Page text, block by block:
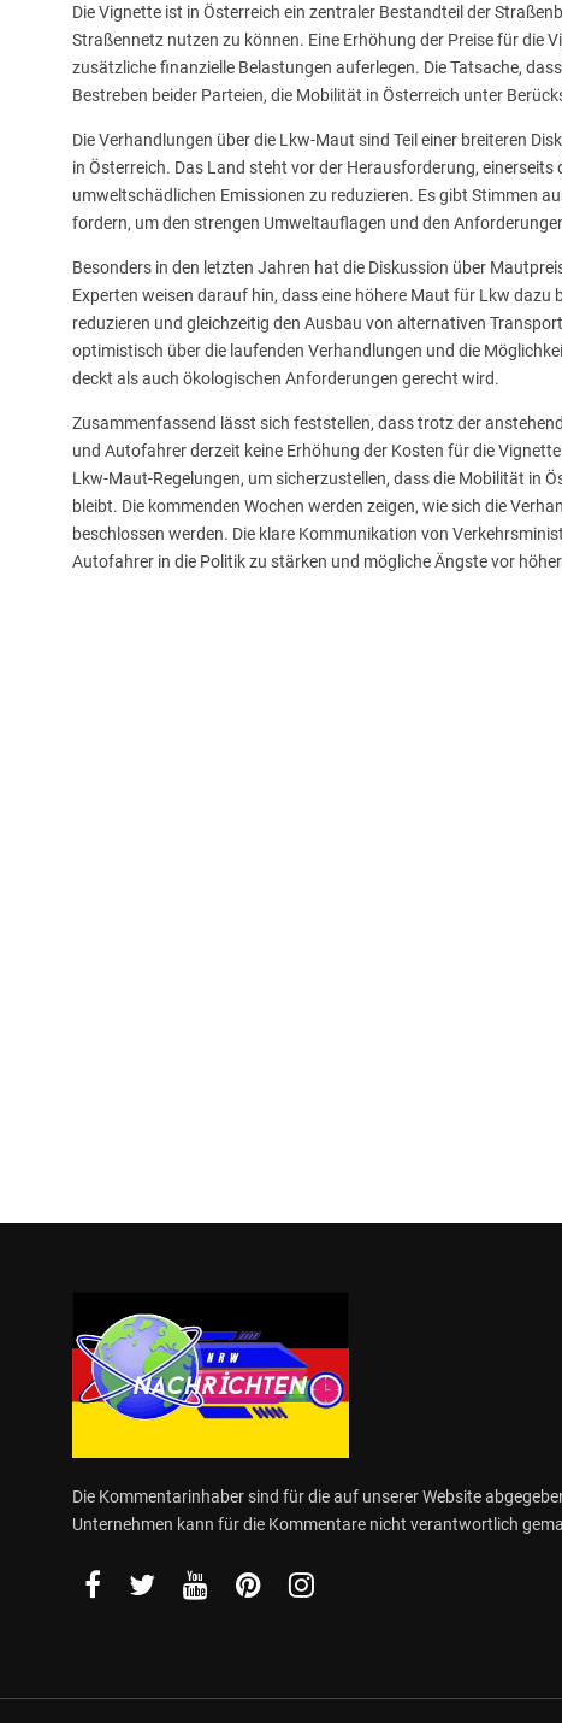
Die Vignette ist in Österreich ein zentraler Bestandteil der
Straßennetz nutzen zu können. Eine Erhöhung der Preise für die
zusätzliche finanzielle Belastungen auferlegen. Die Tatsache,
Bestreben beider Parteien, die Mobilität in Österreich unter
Die Verhandlungen über die Lkw-Maut sind Teil einer breiteren
in Österreich. Das Land steht vor der Herausforderung,
umweltschädlichen Emissionen zu reduzieren. Es gibt Stimmen
fordern, um den strengen Umweltauflagen und den
Besonders in den letzten Jahren hat die Diskussion über
Experten weisen darauf hin, dass eine höhere Maut für Lkw
reduzieren und gleichzeitig den Ausbau von alternativen
optimistisch über die laufenden Verhandlungen und die
deckt als auch ökologischen Anforderungen gerecht wird.
Zusammenfassend lässt sich feststellen, dass trotz der
und Autofahrer derzeit keine Erhöhung der Kosten für die
Lkw-Maut-Regelungen, um sicherzustellen, dass die Mobilität in
bleibt. Die kommenden Wochen werden zeigen, wie sich die
beschlossen werden. Die klare Kommunikation von
Autofahrer in die Politik zu stärken und mögliche Ängste vor
Die Kommentarinhaber sind für die auf unserer Website
Unternehmen kann für die Kommentare nicht verantwortlich